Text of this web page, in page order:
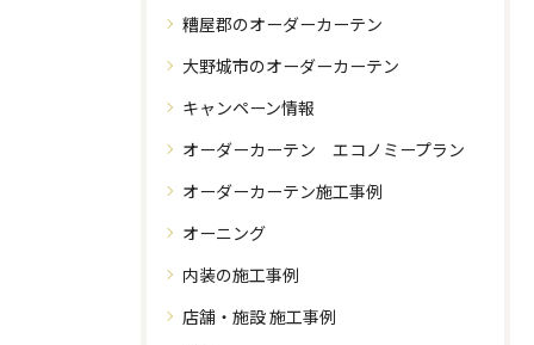
糟屋郡のオーダーカーテン
大野城市のオーダーカーテン
キャンペーン情報
オーダーカーテン エコノミープラン
オーダーカーテン施工事例
オーニング
内装の施工事例
店舗・施設 施工事例